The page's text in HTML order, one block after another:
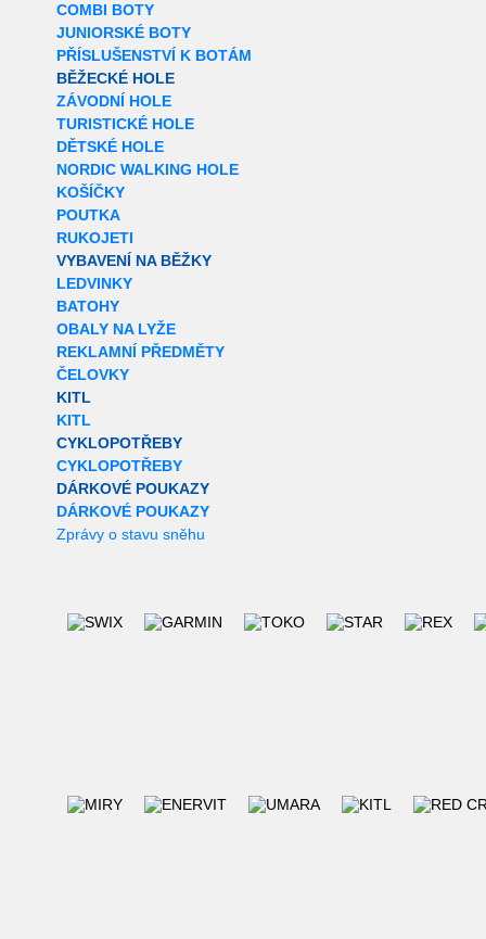
COMBI BOTY
JUNIORSKÉ BOTY
PŘÍSLUŠENSTVÍ K BOTÁM
BĚŽECKÉ HOLE
ZÁVODNÍ HOLE
TURISTICKÉ HOLE
DĚTSKÉ HOLE
NORDIC WALKING HOLE
KOŠÍČKY
POUTKA
RUKOJETI
VYBAVENÍ NA BĚŽKY
LEDVINKY
BATOHY
OBALY NA LYŽE
REKLAMNÍ PŘEDMĚTY
ČELOVKY
KITL
KITL
CYKLOPOTŘEBY
CYKLOPOTŘEBY
DÁRKOVÉ POUKAZY
DÁRKOVÉ POUKAZY
Zprávy o stavu sněhu